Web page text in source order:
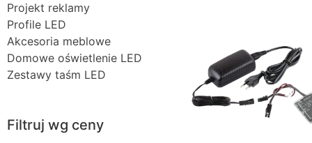
Projekt reklamy
Profile LED
Akcesoria meblowe
Domowe oświetlenie LED
Zestawy taśm LED
Filtruj wg ceny